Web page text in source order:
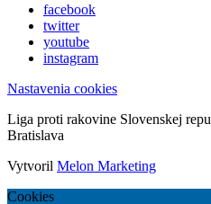
facebook
twitter
youtube
instagram
Nastavenia cookies
Liga proti rakovine Slovenskej
Bratislava
Vytvoril Melon Marketing
Cookies